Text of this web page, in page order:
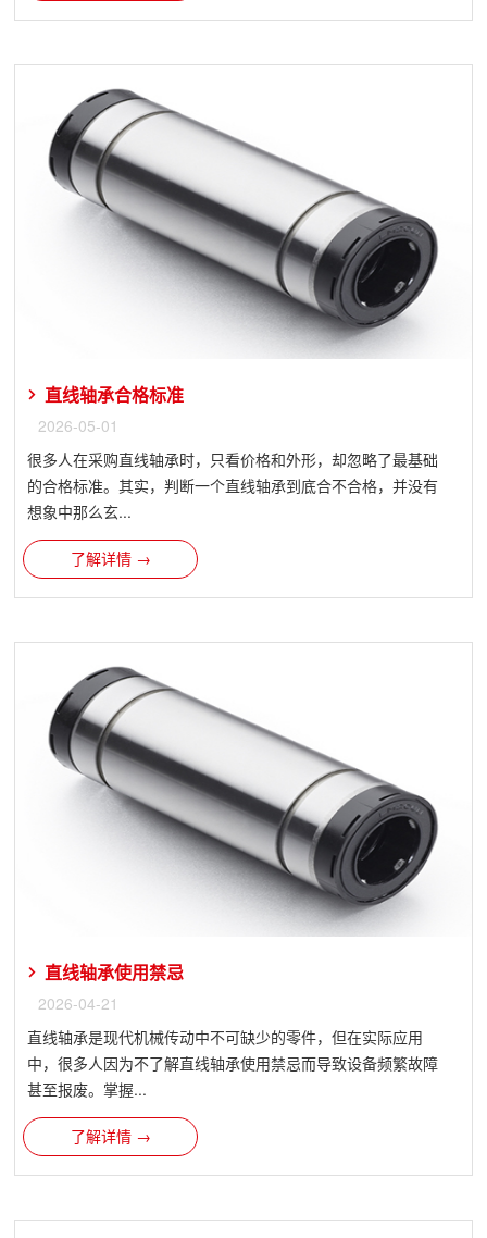
直线轴承合格标准
2026-05-01
很多人在采购直线轴承时，只看价格和外形，却忽略了最基础
的合格标准。其实，判断一个直线轴承到底合不合格，并没有
想象中那么玄...
了解详情 →
直线轴承使用禁忌
2026-04-21
直线轴承是现代机械传动中不可缺少的零件，但在实际应用
中，很多人因为不了解直线轴承使用禁忌而导致设备频繁故障
甚至报废。掌握...
了解详情 →